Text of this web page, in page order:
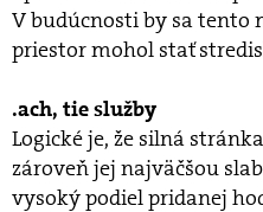
V budúcnosti by sa
priestor mohol stať
.ach, tie služby
Logické je, že silná
zároveň jej najväčšou
vysoký podiel pridanej